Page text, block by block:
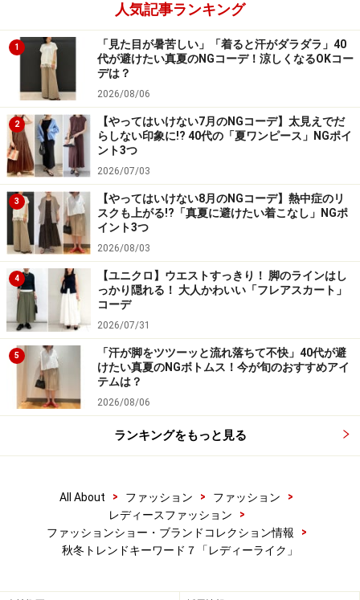
人気記事ランキング
1
「見た目が暑苦しい」「着ると汗がダラダラ」40
代が避けたい真夏のNGコーデ！涼しくなるOKコー
デは？
2026/08/06
2
【やってはいけない7月のNGコーデ】太見えでだ
らしない印象に!? 40代の「夏ワンピース」NGポイ
ント3つ
2026/07/03
3
【やってはいけない8月のNGコーデ】熱中症のリ
スクも上がる!?「真夏に避けたい着こなし」NGポ
イント3つ
2026/08/03
4
【ユニクロ】ウエストすっきり！ 脚のラインはし
っかり隠れる！ 大人かわいい「フレアスカート」
コーデ
2026/07/31
5
「汗が脚をツツーッと流れ落ちて不快」40代が避
けたい真夏のNGボトムス！今が旬のおすすめアイ
テムは？
2026/08/06
ランキングをもっと見る
All About > ファッション > ファッション
>
レディースファッション
>
ファッションショー・ブランドコレクション情報
>
秋冬トレンドキーワード７「レディーライク」